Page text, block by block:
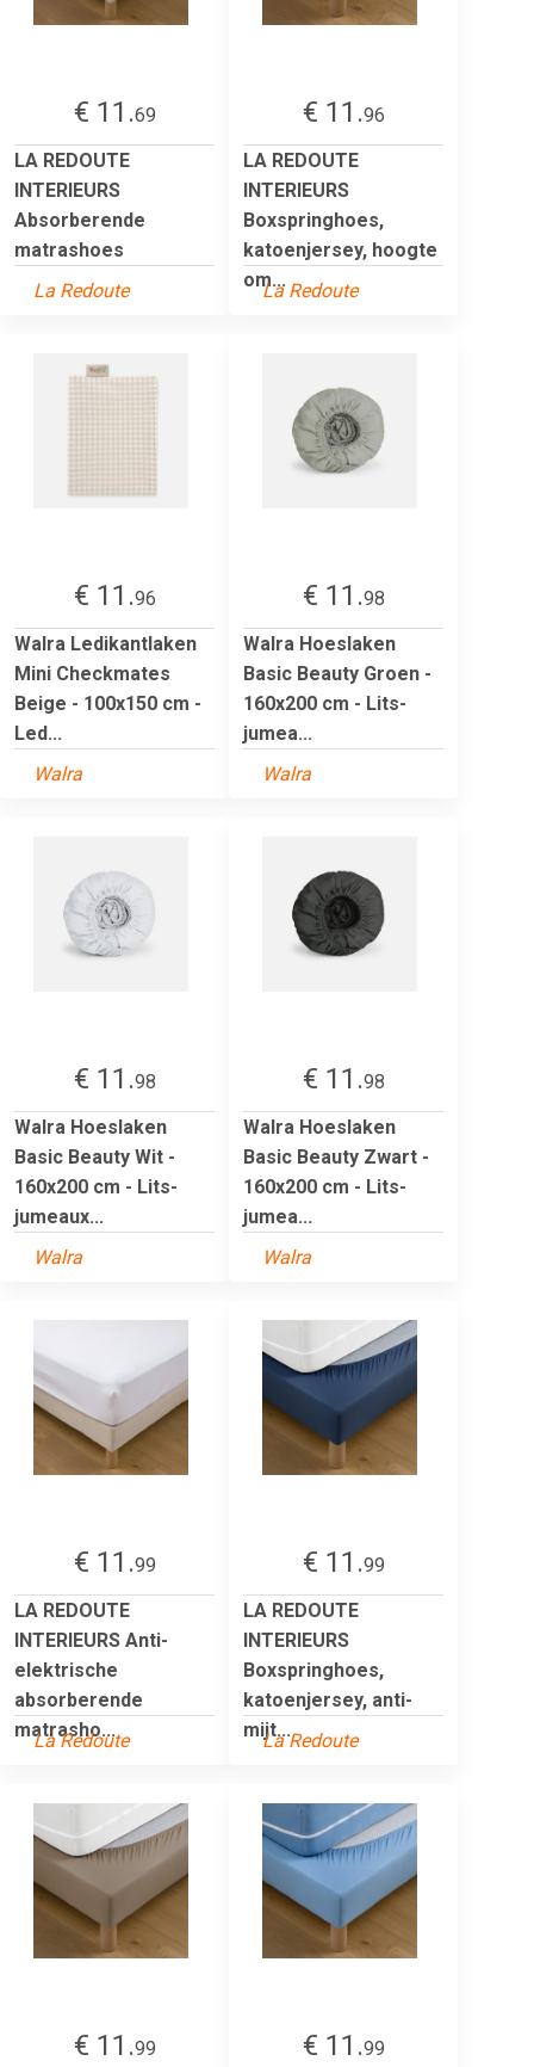
€ 11.69
LA REDOUTE
INTERIEURS
Absorberende
matrashoes
La Redoute
€ 11.96
LA REDOUTE
INTERIEURS
Boxspringhoes,
katoenjersey, hoogte
om...La Redoute
€ 11.96
Walra Ledikantlaken
Mini Checkmates
Beige - 100x150 cm -
Led...
Walra
€ 11.98
Walra Hoeslaken
Basic Beauty Groen -
160x200 cm - Lits-
jumea...
Walra
€ 11.98
Walra Hoeslaken
Basic Beauty Wit -
160x200 cm - Lits-
jumeaux...
Walra
€ 11.98
Walra Hoeslaken
Basic Beauty Zwart -
160x200 cm - Lits-
jumea...
Walra
€ 11.99
LA REDOUTE
INTERIEURS Anti-
elektrische
absorberende
matrasho...
La Redoute
€ 11.99
LA REDOUTE
INTERIEURS
Boxspringhoes,
katoenjersey, anti-
mijt...
La Redoute
€ 11.99
€ 11.99